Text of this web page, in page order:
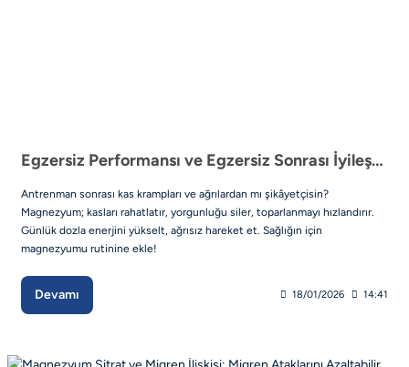
Egzersiz Performansı ve Egzersiz Sonrası İyileşme Döneminde Magnezyumun Önemi
Antrenman sonrası kas krampları ve ağrılardan mı şikâyetçisin?
Magnezyum; kasları rahatlatır, yorgunluğu siler, toparlanmayı hızlandırır.
Günlük dozla enerjini yükselt, ağrısız hareket et. Sağlığın için
magnezyumu rutinine ekle!
Devamı 18/01/2026 14:41